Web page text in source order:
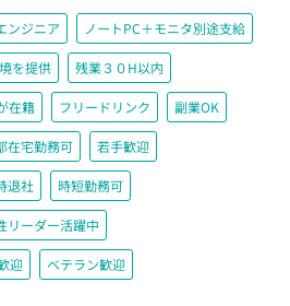
ンジニア ノートPC＋モニタ別途支給
を提供 残業３０H以内
在籍 フリードリンク 副業OK
在宅勤務可 若手歓迎
退社 時短勤務可
リーダー活躍中
迎 ベテラン歓迎